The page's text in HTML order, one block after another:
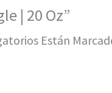
| 20 Oz”
Están